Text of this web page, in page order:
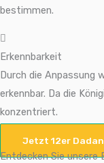
bestimmen.
Erkennbarkeit
Durch die Anpassung
erkennbar. Da die
konzentriert.
Jetzt 12er
Entdecken Sie